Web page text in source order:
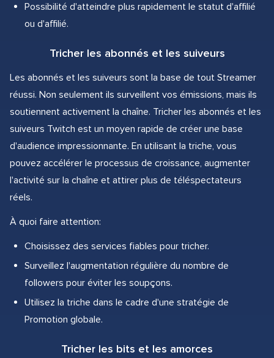
Possibilité d'atteindre plus rapidement le statut d'affilié
ou d'affilié.
Tricher les abonnés et les suiveurs
Les abonnés et les suiveurs sont la base de tout Streamer
réussi. Non seulement ils surveillent vos émissions, mais ils
soutiennent activement la chaîne. Tricher les abonnés et les
suiveurs Twitch est un moyen rapide de créer une base
d'audience impressionnante. En utilisant la triche, vous
pouvez accélérer le processus de croissance, augmenter
l'activité sur la chaîne et attirer plus de téléspectateurs
réels.
À quoi faire attention:
Choisissez des services fiables pour tricher.
Surveillez l'augmentation régulière du nombre de
followers pour éviter les soupçons.
Utilisez la triche dans le cadre d'une stratégie de
Promotion globale.
Tricher les bits et les amorces